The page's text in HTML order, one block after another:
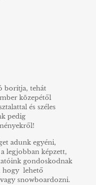
borítja, tehát
közepétől
és széles
pedig
adunk egyéni,
legjobban képzett,
gondoskodnak
hogy lehető
snowboardozni.